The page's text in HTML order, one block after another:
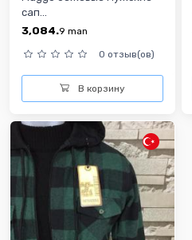
сап...
3,084.9 man
0 отзыв(ов)
В корзину